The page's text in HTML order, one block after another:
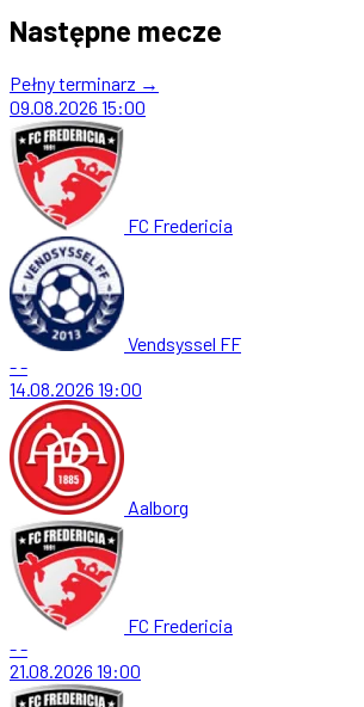
Następne mecze
Pełny terminarz →
09.08.2026 15:00
FC Fredericia
Vendsyssel FF
--
14.08.2026 19:00
Aalborg
FC Fredericia
--
21.08.2026 19:00